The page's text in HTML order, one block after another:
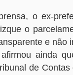
o ex-
o
e não
ainda
de